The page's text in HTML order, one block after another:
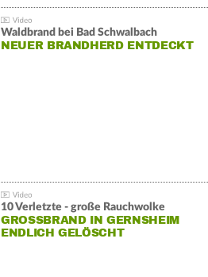
Waldbrand bei Bad Schwalbach
NEUER BRANDHERD ENTDECKT
10 Verletzte - große Rauchwolke
GROSSBRAND IN GERNSHEIM E
NDLICH GELÖSCHT